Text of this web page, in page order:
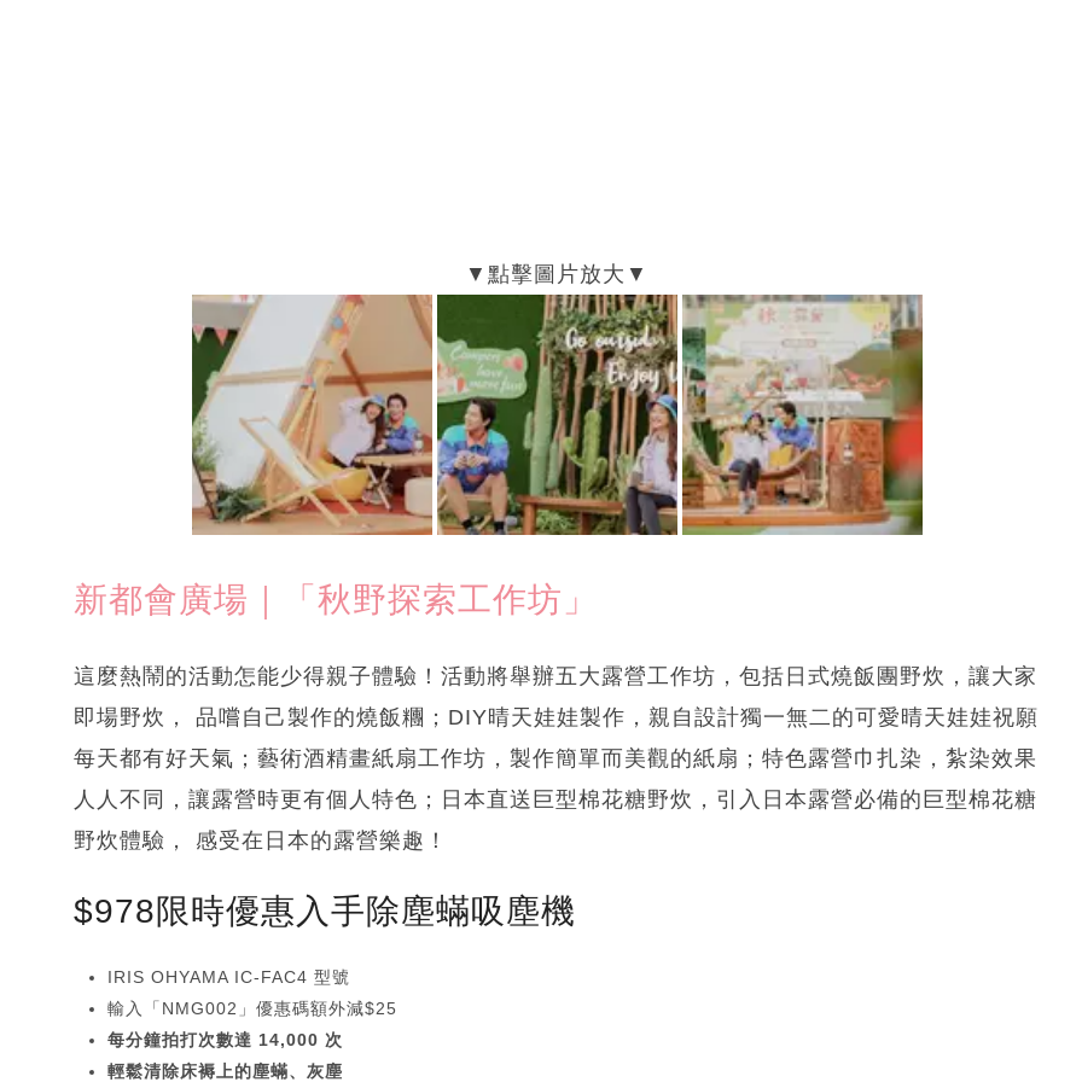
新都會廣場｜「秋野探索工作坊」
這麼熱鬧的活動怎能少得親子體驗！活動將舉辦五大露營工作坊，包括日式燒飯團野炊，讓大家
即場野炊， 品嚐自己製作的燒飯糰；DIY晴天娃娃製作，親自設計獨一無二的可愛晴天娃娃祝願
每天都有好天氣；藝術酒精畫紙扇工作坊，製作簡單而美觀的紙扇；特色露營巾扎染，紮染效果
人人不同，讓露營時更有個人特色；日本直送巨型棉花糖野炊，引入日本露營必備的巨型棉花糖
野炊體驗， 感受在日本的露營樂趣！
$978限時優惠入手除塵蟎吸塵機
IRIS OHYAMA IC-FAC4 型號
輸入「NMG002」優惠碼額外減$25
每分鐘拍打次數達 14,000 次
輕鬆清除床褥上的塵蟎、灰塵